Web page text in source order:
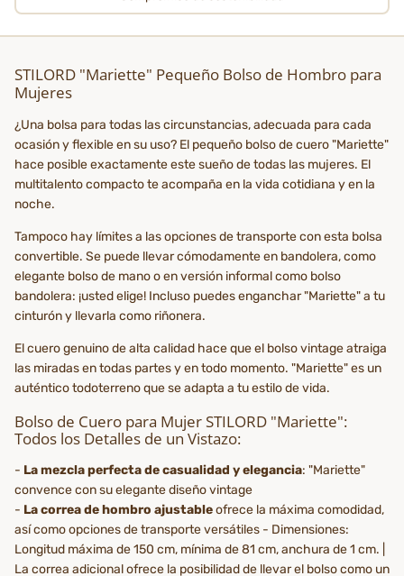
STILORD "Mariette" Pequeño Bolso de Hombro para
Mujeres
¿Una bolsa para todas las circunstancias, adecuada para cada
ocasión y flexible en su uso? El pequeño bolso de cuero "Mariette"
hace posible exactamente este sueño de todas las mujeres. El
multitalento compacto te acompaña en la vida cotidiana y en la
noche.
Tampoco hay límites a las opciones de transporte con esta bolsa
convertible. Se puede llevar cómodamente en bandolera, como
elegante bolso de mano o en versión informal como bolso
bandolera: ¡usted elige! Incluso puedes enganchar "Mariette" a tu
cinturón y llevarla como riñonera.
El cuero genuino de alta calidad hace que el bolso vintage atraiga
las miradas en todas partes y en todo momento. "Mariette" es un
auténtico todoterreno que se adapta a tu estilo de vida.
Bolso de Cuero para Mujer STILORD "Mariette":
Todos los Detalles de un Vistazo:
- La mezcla perfecta de casualidad y elegancia: "Mariette"
convence con su elegante diseño vintage
- La correa de hombro ajustableofrece la máxima comodidad,
así como opciones de transporte versátiles - Dimensiones:
Longitud máxima de 150 cm, mínima de 81 cm, anchura de 1 cm. |
La correa adicional ofrece la posibilidad de llevar el bolso como un